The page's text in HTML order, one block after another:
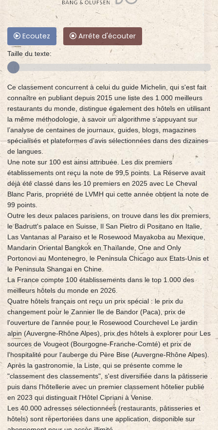
Ecoutez Arrête d'écouter
Taille du texte:
Ce classement concurrent à celui du guide Michelin, qui s'est fait
connaître en publiant depuis 2015 une liste des 1.000 meilleurs
restaurants du monde, distingue également des hôtels en utilisant
la même méthodologie, à savoir un algorithme s’appuyant sur
l’analyse de centaines de journaux, guides, blogs, magazines
spécialisés et plateformes d’avis sélectionnées dans des dizaines
de langues.
Une note sur 100 est ainsi attribuée. Les dix premiers
établissements ont reçu la note de 99,5 points. La Réserve avait
déjà été classé dans les 10 premiers en 2025 avec Le Cheval
Blanc Paris, propriété de LVMH qui cette année obtient la note de
99 points.
Outre les deux palaces parisiens, on trouve dans les dix premiers,
le Badrutt's palace en Suisse, Il San Pietro di Positano en Italie,
Las Vantanas al Paraiso et le Rosewood Mayakoba au Mexique,
Mandarin Oriental Bangkok en Thaïlande, One and Only
Portonovi au Montenegro, le Peninsula Chicago aux Etats-Unis et
le Peninsula Shangai en Chine.
La France compte 100 établissements dans le top 1.000 des
meilleurs hôtels du monde en 2026.
Quatre hôtels français ont reçu un prix spécial : le prix du
changement pour le Zannier Ile de Bandor (Paca), prix de
l'ouverture de l'année pour le Rosewood Courchevel Le jardin
alpin (Auvergne-Rhône Alpes), prix des hôtels à explorer pour Les
sources de Vougeot (Bourgogne-Franche-Comté) et prix de
l'hospitalité pour l'auberge du Père Bise (Auvergne-Rhône Alpes).
Après la gastronomie, la Liste, qui se présente comme le
"classement des classements", s'est diversifiée dans la pâtisserie
puis dans l'hôtellerie avec un premier classement hôtelier publié
en 2023 qui distinguait l'Hôtel Cipriani à Venise.
Les 40.000 adresses sélectionnées (restaurants, pâtisseries et
hôtels) sont répertoriées dans une application, disponible sur